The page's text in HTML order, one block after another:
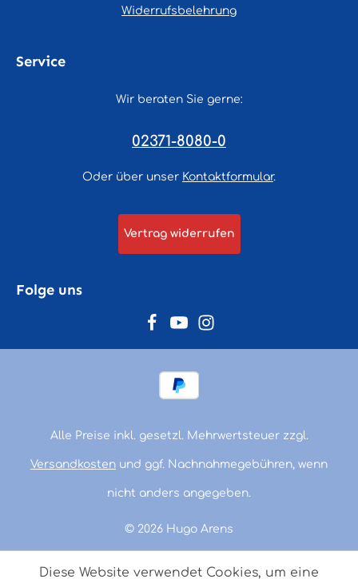
Widerrufsbelehrung
Service
Wir beraten Sie gerne:
02371-8080-0
Oder über unser Kontaktformular.
Vertrag widerrufen
Folge uns
© 2026 Hugo Arens
Alle Preise inkl. gesetzl. Mehrwertsteuer zzgl.
Versandkosten und ggf. Nachnahmegebühren, wenn
nicht anders angegeben.
Diese Website verwendet Cookies, um eine